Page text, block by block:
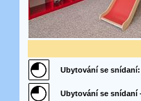
Ubytování se snídaní:
Ubytování se snídaní